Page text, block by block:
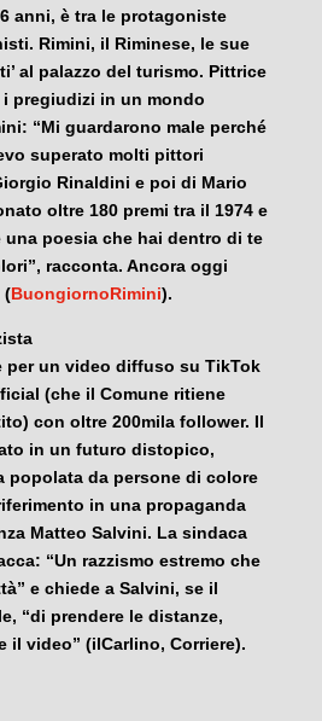
anni, è tra le protagoniste
Rimini, il Riminese, le sue
al palazzo del turismo. Pittrice
pregiudizi in un mondo
“Mi guardarono male perché
superato molti pittori
Rinaldini e poi di Mario
oltre 180 premi tra il 1974 e
una poesia che hai dentro di te
racconta. Ancora oggi
(BuongiornoRimini).
per un video diffuso su TikTok
(che il Comune ritiene
con oltre 200mila follower. Il
in un futuro distopico,
popolata da persone di colore
in una propaganda
Matteo Salvini. La sindaca
“Un razzismo estremo che
e chiede a Salvini, se il
“di prendere le distanze,
il video” (ilCarlino, Corriere).